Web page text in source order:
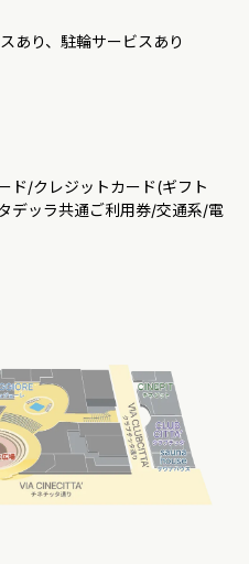
あり、駐輪サービスあり
ド/クレジットカード(ギフト
デッラ共通ご利用券/交通系/電